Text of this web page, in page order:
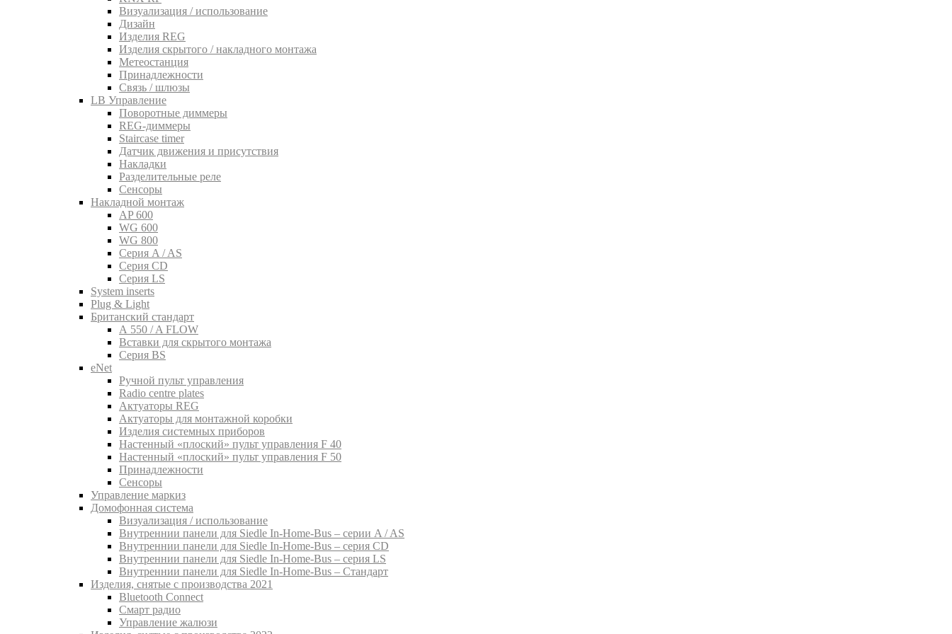
Визуализация / использование
Дизайн
Изделия REG
Изделия скрытого / накладного монтажа
Метеостанция
Принадлежности
Связь / шлюзы
LB Управление
Поворотные диммеры
REG-диммеры
Staircase timer
Датчик движения и присутствия
Накладки
Разделительные реле
Сенсоры
Накладной монтаж
AP 600
WG 600
WG 800
Серия A / AS
Серия CD
Серия LS
System inserts
Plug & Light
Британский стандарт
A 550 / A FLOW
Вставки для скрытого монтажа
Серия BS
eNet
Pучной пульт управления
Radio centre plates
Актуаторы REG
Актуаторы для монтажной коробки
Изделия системных приборов
Настенный «плоский» пульт управления F 40
Настенный «плоский» пульт управления F 50
Принадлежности
Сенсоры
Управление маркиз
Домофонная система
Визуализация / использование
Внутреннии панели для Siedle In-Home-Bus – серии A / AS
Внутреннии панели для Siedle In-Home-Bus – серия CD
Внутреннии панели для Siedle In-Home-Bus – серия LS
Внутреннии панели для Siedle In-Home-Bus – Стандарт
Изделия, снятые с производства 2021
Bluetooth Connect
Смарт радио
Управление жалюзи